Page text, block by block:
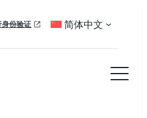
份验证 简体中文